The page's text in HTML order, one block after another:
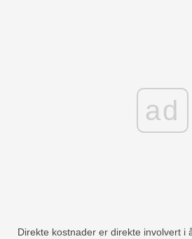
ad
Direkte kostnader er direkte involvert i